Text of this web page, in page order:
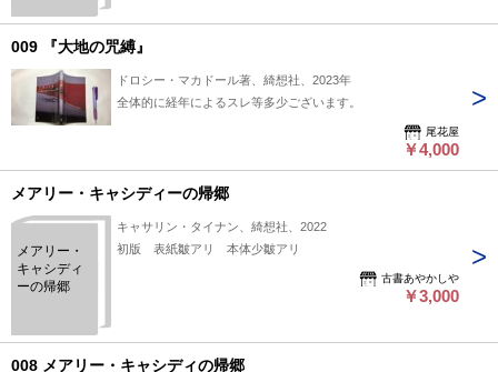
009 『大地の咒縛』
ドロシー・マカドール著、綺想社、2023年
全体的に経年によるスレ等多少ございます。
尾花屋
￥4,000
メアリー・キャシディーの帰郷
メアリー・
キャシディ
ーの帰郷
キャサリン・タイナン、綺想社、2022
初版 表紙皺アリ 本体少皺アリ
古書あやかしや
￥3,000
008 メアリー・キャシディの帰郷